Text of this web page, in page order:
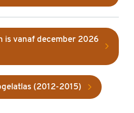
is vanaf december 2026
(2012-2015)